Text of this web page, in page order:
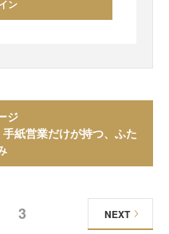
ン
ジ
紙営業だけが持つ、ふた
3 NEXT